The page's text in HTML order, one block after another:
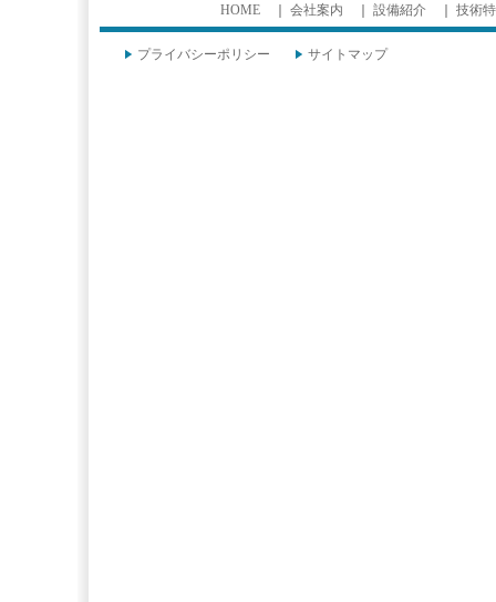
HOME 会社案内 設備紹介 技術
プライバシーポリシー サイトマップ